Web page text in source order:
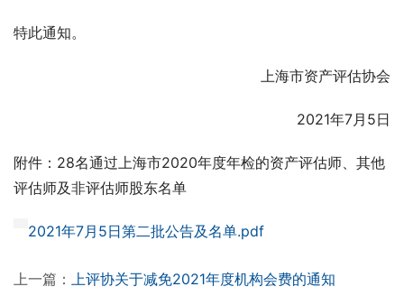
特此通知。
上海市资产评估协会
2021年7月5日
附件：28名通过上海市2020年度年检的资产评估师、其他
评估师及非评估师股东名单
2021年7月5日第二批公告及名单.pdf
上一篇： 上评协关于减免2021年度机构会费的通知